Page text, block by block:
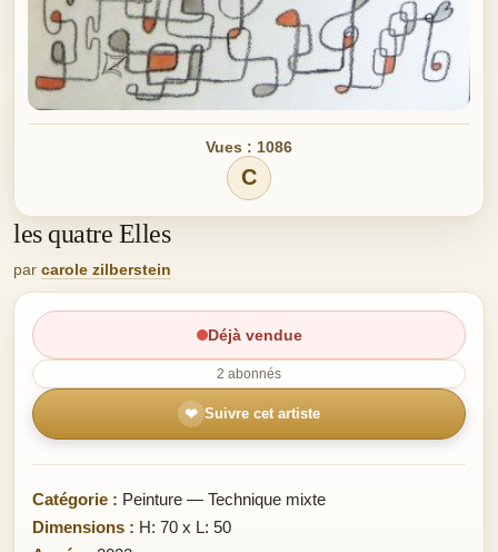
Vues : 1086
C
les quatre Elles
par carole zilberstein
Déjà vendue
2 abonnés
❤ Suivre cet artiste
Catégorie : Peinture — Technique mixte
Dimensions : H: 70 x L: 50